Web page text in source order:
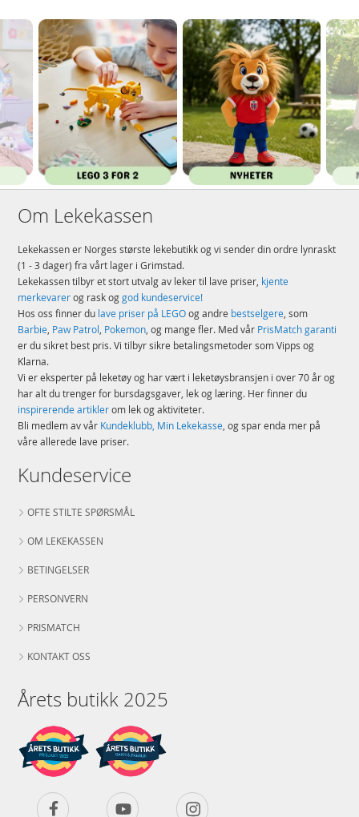
Om Lekekassen
Lekekassen er Norges største lekebutikk og vi sender din ordre lynraskt
(1 - 3 dager) fra vårt lager i Grimstad.
Lekekassen tilbyr et stort utvalg av leker til lave priser, kjente
merkevarerog rask oggod kundeservice!
Hos oss finner du lave priser på LEGOog andre bestselgere , som
Barbie Paw Patrol Pokemon , og mange fler. Med vår PrisMatch garanti
er du sikret best pris. Vi tilbyr sikre betalingsmetoder som Vipps og
Klarna.
Vi er eksperter på leketøy og har vært i leketøysbransjen i over 70 år og
har alt du trenger for bursdagsgaver, lek og læring. Her finner du
inspirerende artiklerom lek og aktiviteter.
Bli medlem av vår Kundeklubb, Min Lekekasse , og spar enda mer på
våre allerede lave priser.
Kundeservice
OFTE STILTE SPØRSMÅL
OM LEKEKASSEN
BETINGELSER
PERSONVERN
PRISMATCH
KONTAKT OSS
Årets butikk 2025